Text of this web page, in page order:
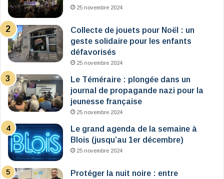
25 novembre 2024
Collecte de jouets pour Noël : un
geste solidaire pour les enfants
défavorisés
25 novembre 2024
Le Téméraire : plongée dans un
journal de propagande nazi pour la
jeunesse française
25 novembre 2024
Le grand agenda de la semaine à
Blois (jusqu’au 1er décembre)
25 novembre 2024
Protéger la nuit noire : entre